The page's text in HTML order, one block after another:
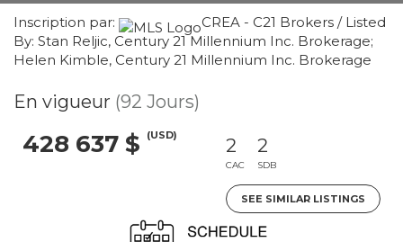
Inscription par:
CREA - C21 Brokers / Listed
By: Stan Reljic, Century 21 Millennium Inc. Brokerage;
Helen Kimble, Century 21 Millennium Inc. Brokerage
En vigueur (92 Jours)
428 637 $ (USD) 2
CAC
2
SDB
SEE SIMILAR LISTINGS